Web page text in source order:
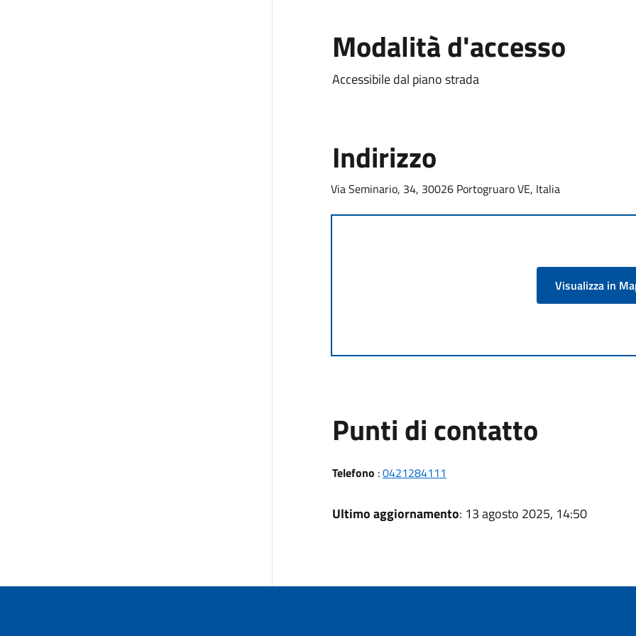
Modalità d'accesso
Accessibile dal piano strada
Indirizzo
Via Seminario, 34, 30026 Portogruaro VE, Italia
Visualizza in
Punti di contatto
Telefono :0421284111
Ultimo aggiornamento: 13 agosto 2025, 14:50